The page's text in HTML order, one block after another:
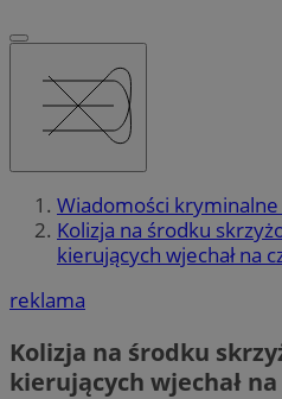
Wiadomości kryminalne
Kolizja na środku
kierujących wjechał na
reklama
Kolizja na środku
kierujących wjechał